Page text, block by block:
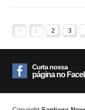
< 1 2 3
Curta nossa
página no